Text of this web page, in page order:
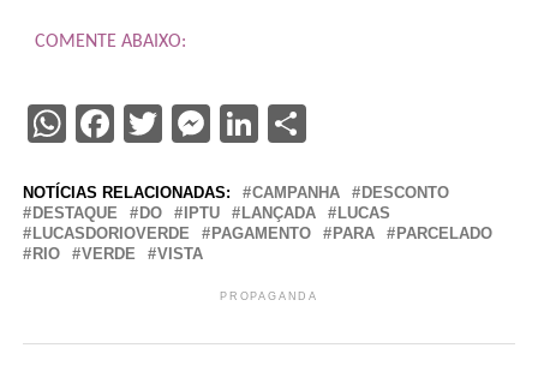
COMENTE ABAIXO:
WhatsApp
Facebook
TwitterMessenger
LinkedIn
NOTÍCIAS RELACIONADAS: CAMPANHA
DESCONTO
DESTAQUE
DO IPTU LANÇADA
LUCAS
LUCASDORIOVERDE
PAGAMENTO PARA
PARCELADO
RIO
VERDE VISTA
PROPAGANDA